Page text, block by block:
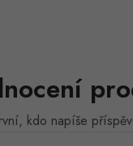
kdo napíše